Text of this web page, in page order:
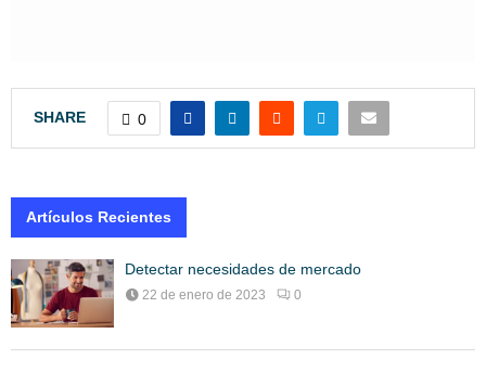
SHARE 0
Artículos Recientes
Detectar necesidades de mercado
22 de enero de 2023 0